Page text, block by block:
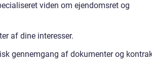
viden om ejendomsret og
af dine interesser.
gennemgang af dokumenter og